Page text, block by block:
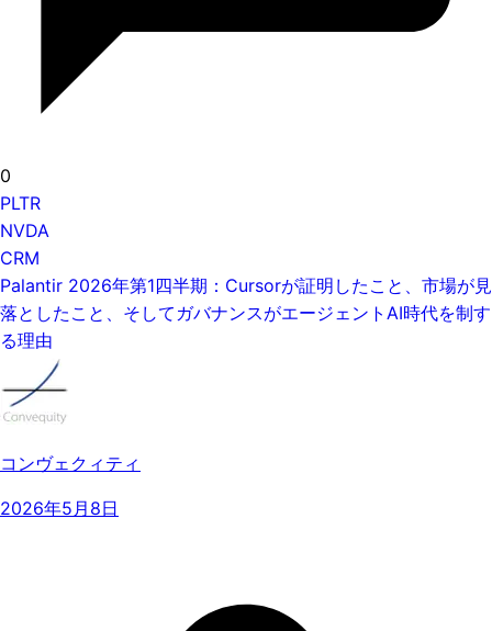
0
PLTR
NVDA
CRM
Palantir 2026年第1四半期：Cursorが証明したこと、市場が見
落としたこと、そしてガバナンスがエージェントAI時代を制す
る理由
コンヴェクィティ
2026年5月8日